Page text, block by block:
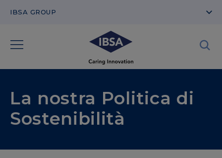
IBSA GROUP
La nostra Politica di
Sostenibilità